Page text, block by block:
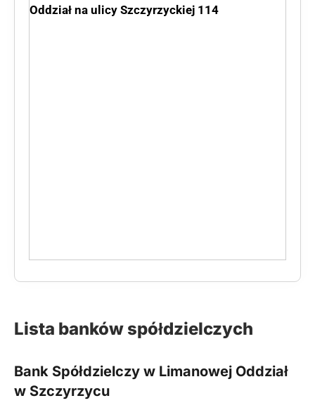
Oddział na ulicy Szczyrzyckiej 114
Lista banków spółdzielczych
Bank Spółdzielczy w Limanowej Oddział
w Szczyrzycu